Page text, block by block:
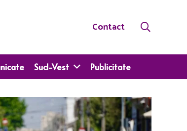
Contact
Sud-Vest Publicitate